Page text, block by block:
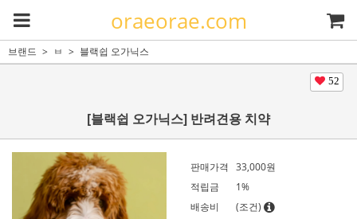
oraeorae.com
브랜드 ㅂ 블랙쉽 오가닉스
52
[블랙쉽 오가닉스] 반려견용 치약
판매가격 33,000원
적립금
1%
배송비
(조건)